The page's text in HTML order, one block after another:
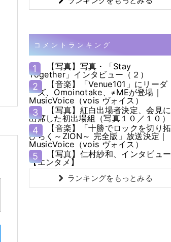
コメントランキング
1
【写真】写真・「Stay
Together」インタビュー（２）
2
【音楽】「Venue101」にリーダ
ーズ、Omoinotake、≠MEが登場｜
MusicVoice（vois ヴォイス）
3
【写真】紅白出場者決定、会見に
出席した初出場組（写真１０／１０）
4
【音楽】「十勝でロックを切り拓
ひらく～ZION～ 完全版」放送決定｜
MusicVoice（vois ヴォイス）
5
【写真】仁村紗和、インタビュー
【エンタメ】
ランキングをもっとみる